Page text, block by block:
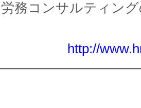
務コンサルティン
http://